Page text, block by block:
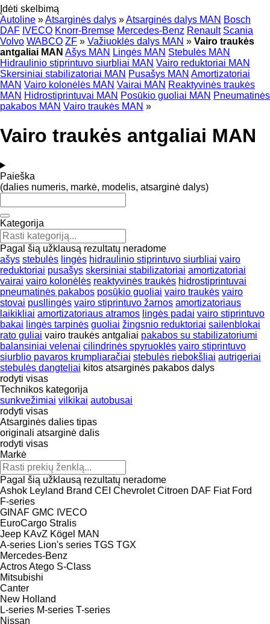
Įdėti skelbimą
Autoline »Atsarginės dalys »Atsarginės dalys MAN Bosch
DAF IVECO Knorr-Bremse Mercedes-Benz Renault Scania
Volvo WABCO ZF » Važiuoklės dalys MAN » Vairo traukės
antgaliai MAN Ašys MAN Lingės MAN Stebulės MAN
Hidraulinio stiprintuvo siurbliai MAN Vairo reduktoriai MAN
Skersiniai stabilizatoriai MAN Pusašys MAN Amortizatoriai
MAN Vairo kolonėlės MAN Vairai MAN Reaktyvinės traukės
MAN Hidrostiprintuvai MAN Posūkio guoliai MAN Pneumatinės
pakabos MAN Vairo traukės MAN »
Vairo traukės antgaliai MAN
Paieška
(dalies numeris, markė, modelis, atsarginė dalys)
Kategorija
Pagal šią užklausą rezultatų neradome
ašys stebulės lingės hidraulinio stiprintuvo siurbliai vairo
reduktoriai pusašys skersiniai stabilizatoriai amortizatoriai
vairai vairo kolonėlės reaktyvinės traukės hidrostiprintuvai
pneumatinės pakabos posūkio guoliai vairo traukės vairo
stovai pusllingės vairo stiprintuvo žarnos amortizatoriaus
laikikliai amortizatoriaus atramos lingės padai vairo stiprintuvo
bakai lingės tarpinės guoliai žingsnio reduktoriai sailenblokai
rato guliai vairo traukės antgaliai pakabos su stabilizatoriumi
balansiniai velenai cilindrinės spyruoklės vairo stiprintuvo
siurblio pavaros krumpliaračiai stebulės riebokšliai autrigeriai
stebulės dangteliai kitos atsarginės pakabos dalys
rodyti visas
Technikos kategorija
sunkvežimiai vilkikai autobusai
rodyti visas
Atsarginės dalies tipas
originali atsarginė dalis
rodyti visas
Markė
Pagal šią užklausą rezultatų neradome
Ashok Leyland Brand CEI Chevrolet Citroen DAF Fiat Ford
F-series
GINAF GMC IVECO
EuroCargo Stralis
Jeep KAvZ Kögel MAN
A-series Lion's series TGS TGX
Mercedes-Benz
ActrosAtego S-Class
Mitsubishi
Canter
New Holland
L-series M-series T-series
Nissan